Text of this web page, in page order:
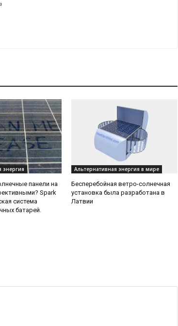
энергия
панели на
Spark
система
батарей.
Альтернативная энергия в мире
Бесперебойная ветро-солнечная
установка была разработана в
Латвии